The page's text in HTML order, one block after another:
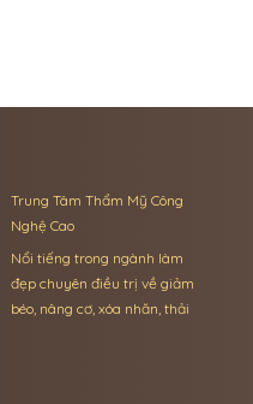
Trung Tâm Thẩm Mỹ Công
Nghệ Cao
Nổi tiếng trong ngành làm
đẹp chuyên điều trị về giảm
béo, nâng cơ, xóa nhăn, thải